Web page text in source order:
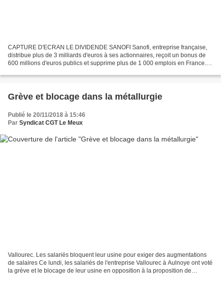
CAPTURE D'ECRAN LE DIVIDENDE SANOFI Sanofi, entreprise française,
distribue plus de 3 milliards d'euros à ses actionnaires, reçoit un bonus de
600 millions d'euros publics et supprime plus de 1 000 emplois en France.
Grève et blocage dans la métallurgie
Publié le 20/11/2018 à 15:46
Par Syndicat CGT Le Meux
Vallourec. Les salariés bloquent leur usine pour exiger des augmentations
de salaires Ce lundi, les salariés de l'entreprise Vallourec à Aulnoye ont voté
la grève et le blocage de leur usine en opposition à la proposition de